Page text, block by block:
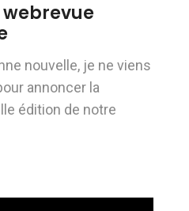
nouvelle, je ne viens
annoncer la
édition de notre